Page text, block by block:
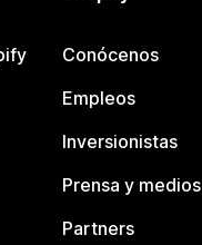
Conócenos
Empleos
Inversionistas
Prensa y medios
Partners